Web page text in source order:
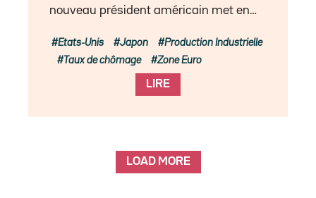
nouveau président américain met en…
LIRE
Etats-Unis Japon
Production Industrielle
Taux de chômage
Zone Euro
LOAD MORE